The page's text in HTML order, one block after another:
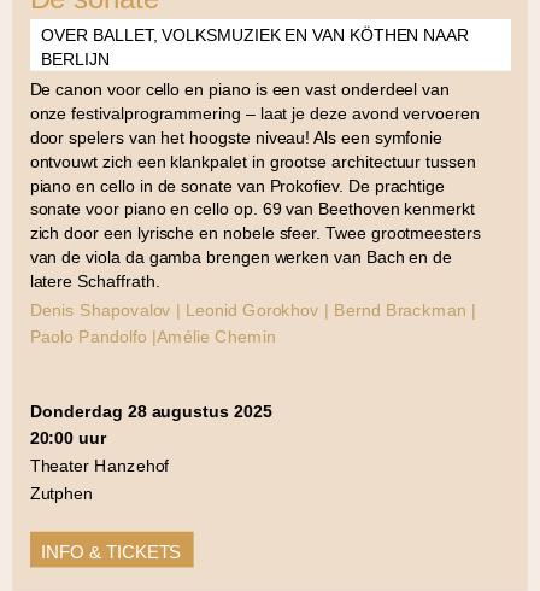
OVER BALLET, VOLKSMUZIEK EN VAN KÖTHEN NAAR
BERLIJN
De canon voor cello en piano is een vast onderdeel van
onze festivalprogrammering – laat je deze avond vervoeren
door spelers van het hoogste niveau! Als een symfonie
ontvouwt zich een klankpalet in grootse architectuur tussen
piano en cello in de sonate van Prokofiev. De prachtige
sonate voor piano en cello op. 69 van Beethoven kenmerkt
zich door een lyrische en nobele sfeer. Twee grootmeesters
van de viola da gamba brengen werken van Bach en de
latere Schaffrath.
Denis Shapovalov | Leonid Gorokhov | Bernd Brackman |
Paolo Pandolfo |Amélie Chemin
donderdag 28 augustus 2025
20:00 uur
Theater Hanzehof
Zutphen
INFO & TICKETS